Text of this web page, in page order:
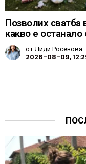
Позволих
какво е останало
отЛиди Росенова
2026-08-09,